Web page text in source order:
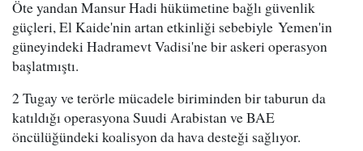
Öte yandan Mansur Hadi hükümetine bağlı güvenlik
güçleri, El Kaide'nin artan etkinliği sebebiyle Yemen'in
güneyindeki Hadramevt Vadisi'ne bir askeri operasyon
başlatmıştı.
2 Tugay ve terörle mücadele biriminden bir taburun da
katıldığı operasyona Suudi Arabistan ve BAE
öncülüğündeki koalisyon da hava desteği sağlıyor.